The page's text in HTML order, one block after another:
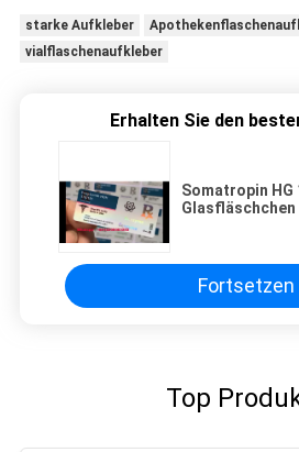
starke Aufkleber
vialflaschenaufkleber
Erhalten Sie den
Somatropin HG
Fortsetzen
Top